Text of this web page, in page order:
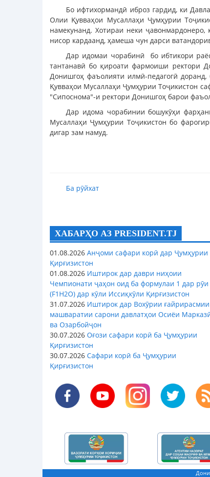
Бо ифтихормандӣ иброз гардид, ки
Олии Қувваҳои Мусаллаҳи Ҷумҳурии
намекунанд. Хотираи неки
нисор кардаанд, ҳамеша чун дарси
Дар идомаи чорабинӣ бо ибтикори
тантанавӣ бо қироати фармоиши ректори
Донишгоҳ фаъолияти илмӣ-педагогӣ
Қувваҳои Мусаллаҳи Ҷумҳурии Тоҷикистон
"Сипоснома"-и ректори Донишгоҳ барои
Дар идома чорабинии бошукӯҳи
Мусаллаҳи Ҷумҳурии Тоҷикистон бо
дигар зам намуд.
Ба рӯйхат
ХАБАРҲО АЗ PRESIDENT.TJ
01.08.2026 Анҷоми сафари корӣ дар Ҷумҳурии
Қирғизистон
01.08.2026 Иштирок дар даври ниҳоии
Чемпионати ҷаҳон оид ба формулаи 1 дар рӯи
(F1H2O) дар кӯли Иссиқкӯли Қирғизистон
31.07.2026 Иштирок дар Вохӯрии ғайрирасмии
машваратии сарони давлатҳои Осиёи
ва Озарбойҷон
30.07.2026 Оғози сафари корӣ ба Ҷумҳурии
Қирғизистон
30.07.2026 Сафари корӣ ба Ҷумҳурии
Қирғизистон